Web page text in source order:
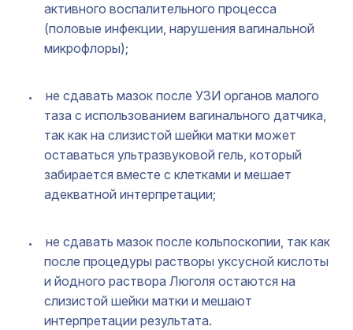
активного воспалительного процесса
(половые инфекции, нарушения вагинальной
микрофлоры);
не сдавать мазок после УЗИ органов малого
таза с использованием вагинального датчика,
так как на слизистой шейки матки может
оставаться ультразвуковой гель, который
забирается вместе с клетками и мешает
адекватной интерпретации;
не сдавать мазок после кольпоскопии, так как
после процедуры растворы уксусной кислоты
и йодного раствора Люголя остаются на
слизистой шейки матки и мешают
интерпретации результата.